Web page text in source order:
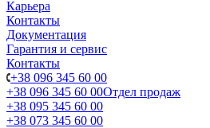
Карьера
Контакты
Документация
Гарантия и сервис
Контакты
+38 096 345 60 00
+38 096 345 60 00Отдел продаж
+38 095 345 60 00
+38 073 345 60 00